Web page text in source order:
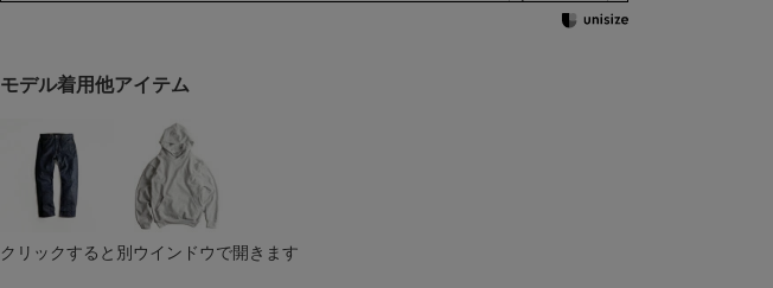
モデル着用他アイテム
クリックすると別ウインドウで開きます